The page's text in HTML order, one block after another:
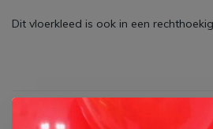
Dit vloerkleed is ook in een
Specificaties